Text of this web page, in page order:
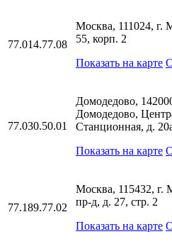
77.014.77.08
Москва, 111024, г.
55, корп. 2
Показать на карте
77.030.50.01
Домодедово,
Домодедово,
Станционная, д.
Показать на карте
77.189.77.02
Москва, 115432, г.
пр-д, д. 27, стр. 2
Показать на карте